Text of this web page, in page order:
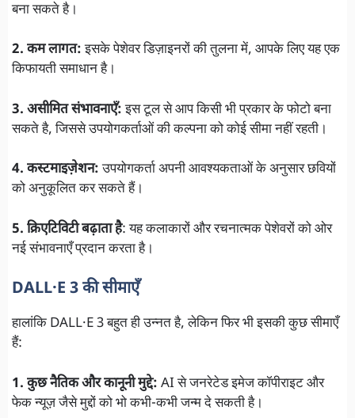
बना सकते है।
2. कम लागत:इसके पेशेवर डिज़ाइनरों की तुलना में, आपके लिए यह एक
किफायती समाधान है।
3. असीमित संभावनाएँ:इस टूल से आप किसी भी प्रकार के फोटो बना
सकते है, जिससे उपयोगकर्ताओं की कल्पना को कोई सीमा नहीं रहती।
4. कस्टमाइज़ेशन:उपयोगकर्ता अपनी आवश्यकताओं के अनुसार छवियों
को अनुकूलित कर सकते हैं।
5. क्रिएटिविटी बढ़ाता है: यह कलाकारों और रचनात्मक पेशेवरों को ओर
नई संभावनाएँ प्रदान करता है।
DALL·E 3 की सीमाएँ
हालांकि DALL·E 3 बहुत ही उन्नत है, लेकिन फिर भी इसकी कुछ सीमाएँ
हैं:
1. कुछ नैतिक और कानूनी मुद्दे: AI से जनरेटेड इमेज कॉपीराइट और
फेक न्यूज़ जैसे मुद्दों को भो कभी-कभी जन्म दे सकती है।